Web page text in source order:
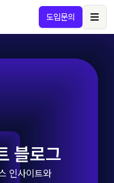
도입문의
블로그
인사이트와